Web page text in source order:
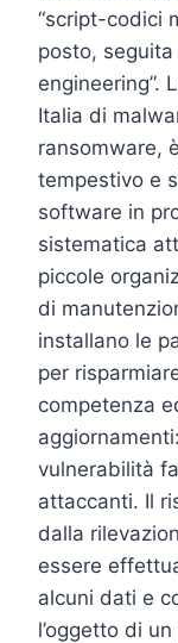
“script-codici
posto,
engineering”.
Italia di
ransomware,
tempestivo e
software in
sistematica
piccole
di
installano le
per
competenza
vulnerabilità
attaccanti. Il
dalla
essere
alcuni dati e
l’oggetto di